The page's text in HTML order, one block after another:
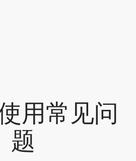
用常见问
题